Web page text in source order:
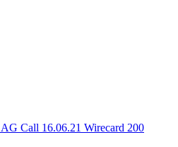
Call 16.06.21 Wirecard 200